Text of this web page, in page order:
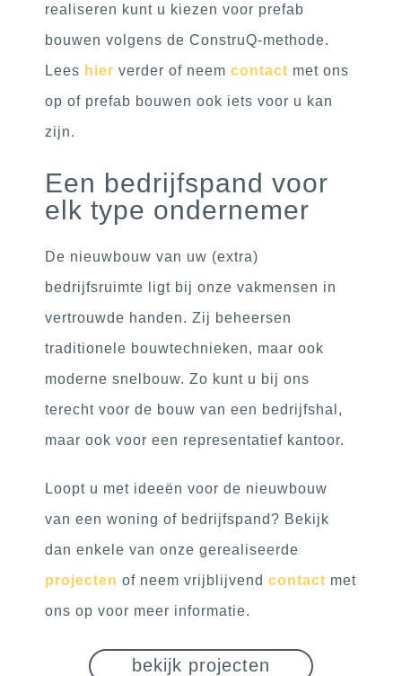
realiseren kunt u kiezen voor prefab
bouwen volgens de ConstruQ-methode.
Lees hier verder of neem contact met ons
op of prefab bouwen ook iets voor u kan
zijn.
Een bedrijfspand voor
elk type ondernemer
De nieuwbouw van uw (extra)
bedrijfsruimte ligt bij onze vakmensen in
vertrouwde handen. Zij beheersen
traditionele bouwtechnieken, maar ook
moderne snelbouw. Zo kunt u bij ons
terecht voor de bouw van een bedrijfshal,
maar ook voor een representatief kantoor.
Loopt u met ideeën voor de nieuwbouw
van een woning of bedrijfspand? Bekijk
dan enkele van onze gerealiseerde
projecten of neem vrijblijvend contact met
ons op voor meer informatie.
bekijk projecten